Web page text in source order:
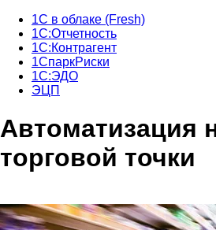
1С в облаке (Fresh)
1С:Отчетность
1С:Контрагент
1СпаркРиски
1С:ЭДО
ЭЦП
Автоматизация
торговой точки